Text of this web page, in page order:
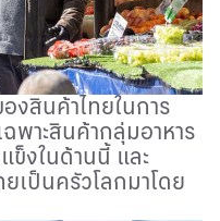
งสินค้าไทยในการ
ฉพาะสินค้ากลุ่มอาหาร
ข็งในด้านนี้ และ
เป็นครัวโลกมาโดย